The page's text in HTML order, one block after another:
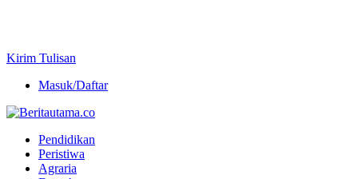
Kirim Tulisan
Masuk/Daftar
Pendidikan
Peristiwa
Agraria